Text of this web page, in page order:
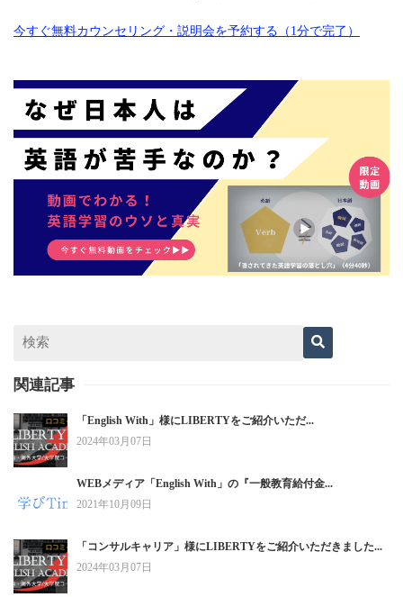
今すぐ無料カウンセリング・説明会を予約する（1分で完了）
関連記事
「English With」様にLIBERTYをご紹介いただ...
2024年03月07日
WEBメディア「English With」の『一般教育給付金...
2021年10月09日
「コンサルキャリア」様にLIBERTYをご紹介いただきました...
2024年03月07日